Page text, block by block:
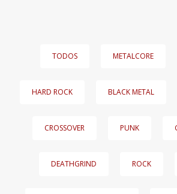
TODOS METALCORE
HARD ROCK BLACK METAL
CROSSOVER PUNK
DEATHGRIND ROCK